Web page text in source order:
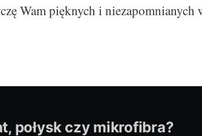
Wam pięknych i niezapomnianych
połysk czy mikrofibra?